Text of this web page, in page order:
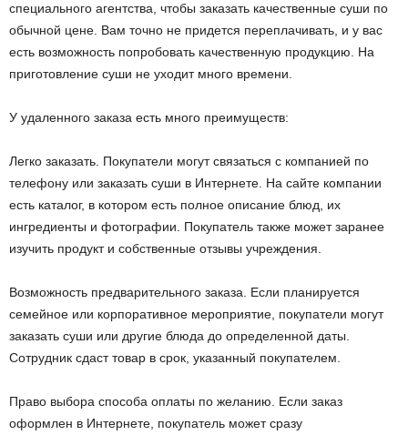
специального агентства, чтобы заказать качественные суши по
обычной цене. Вам точно не придется переплачивать, и у вас
есть возможность попробовать качественную продукцию. На
приготовление суши не уходит много времени.
У удаленного заказа есть много преимуществ:
Легко заказать. Покупатели могут связаться с компанией по
телефону или заказать суши в Интернете. На сайте компании
есть каталог, в котором есть полное описание блюд, их
ингредиенты и фотографии. Покупатель также может заранее
изучить продукт и собственные отзывы учреждения.
Возможность предварительного заказа. Если планируется
семейное или корпоративное мероприятие, покупатели могут
заказать суши или другие блюда до определенной даты.
Сотрудник сдаст товар в срок, указанный покупателем.
Право выбора способа оплаты по желанию. Если заказ
оформлен в Интернете, покупатель может сразу